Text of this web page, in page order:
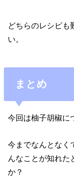
どちらのレシピも
い。
まとめ
今回は柚子胡椒に
今までなんとなく
んなことが知れた
か？